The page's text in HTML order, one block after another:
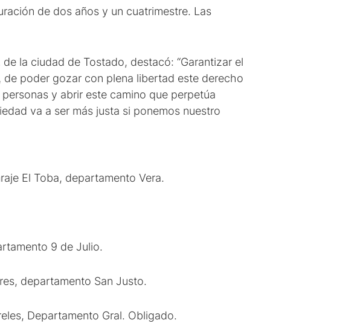
de dos años y un cuatrimestre. Las
la ciudad de Tostado, destacó: “Garantizar el
poder gozar con plena libertad este derecho
y abrir este camino que perpetúa
va a ser más justa si ponemos nuestro
El Toba, departamento Vera.
9 de Julio.
departamento San Justo.
Departamento Gral. Obligado.